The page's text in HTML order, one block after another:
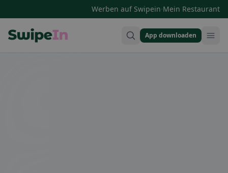
Werben auf Swipein·Mein Restaurant
App downloaden